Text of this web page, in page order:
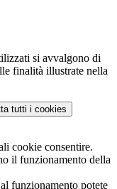
si avvalgono di
finalità illustrate nella
tutti i cookies
cookie consentire.
il funzionamento della
funzionamento potete